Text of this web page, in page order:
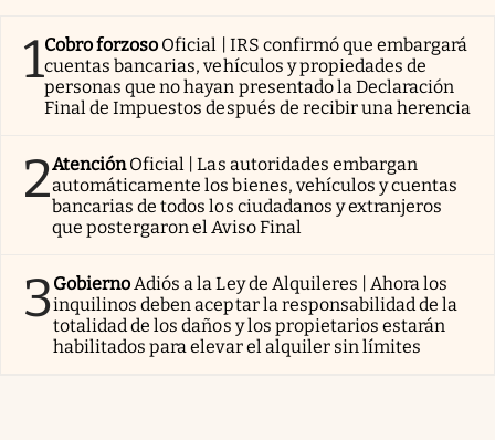
1Cobro forzoso Oficial | IRS confirmó que embargará
cuentas bancarias, vehículos y propiedades de
personas que no hayan presentado la Declaración
Final de Impuestos después de recibir una herencia
2AtenciónOficial | Las autoridades embargan
automáticamente los bienes, vehículos y cuentas
bancarias de todos los ciudadanos y extranjeros
que postergaron el Aviso Final
3GobiernoAdiós a la Ley de Alquileres | Ahora los
inquilinos deben aceptar la responsabilidad de la
totalidad de los daños y los propietarios estarán
habilitados para elevar el alquiler sin límites